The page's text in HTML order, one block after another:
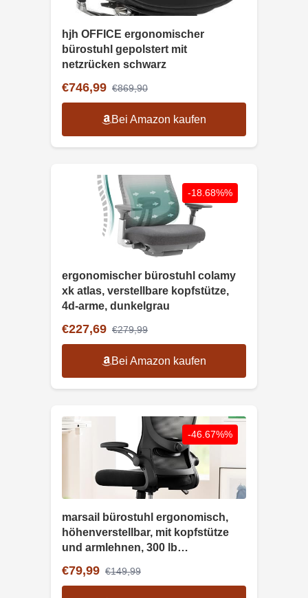
hjh OFFICE ergonomischer
bürostuhl gepolstert mit
netzrücken schwarz
€746,99 €869,90
Bei Amazon kaufen
-18.68%%
ergonomischer bürostuhl colamy
xk atlas, verstellbare kopfstütze,
4d-arme, dunkelgrau
€227,69 €279,99
Bei Amazon kaufen
-46.67%%
marsail bürostuhl ergonomisch,
höhenverstellbar, mit kopfstütze
und armlehnen, 300 lb
€79,99 €149,99